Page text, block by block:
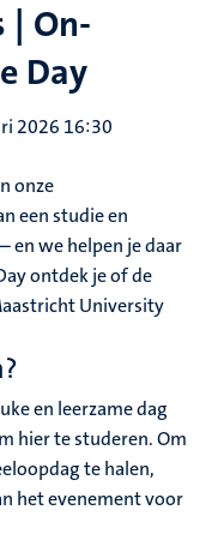
| On-
Day
2026 16:30
onze
een studie en
en we helpen je daar
ontdek je of de
University
en leerzame dag
hier te studeren. Om
te halen,
het evenement voor